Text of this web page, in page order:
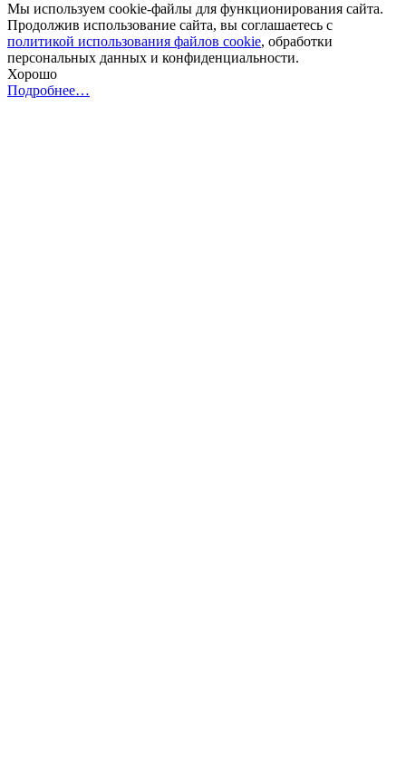
Мы используем cookie-файлы для функционирования сайта.
Продолжив использование сайта, вы соглашаетесь с
политикой использования файлов cookie, обработки
персональных данных и конфиденциальности.
Хорошо
Подробнее…